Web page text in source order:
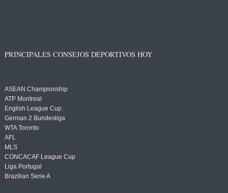
PRINCIPALES CONSEJOS DEPORTIVOS HOY
ASEAN Championship
ATP Montreal
English League Cup
German 2 Bundesliga
WTA Toronto
AFL
MLS
CONCACAF League Cup
Liga Portugal
Brazilian Serie A